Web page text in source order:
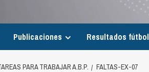
Publicaciones Resultados fútbol
PARA TRABAJAR A.B.P. FALTAS-EX-07